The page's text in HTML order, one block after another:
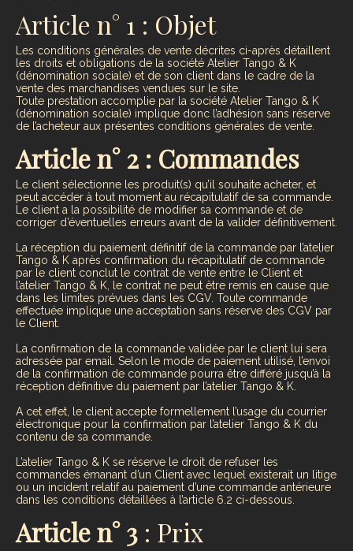
Article n° 1 : Objet
Les conditions générales de vente décrites ci-après détaillent
les droits et obligations de la société Atelier Tango & K
(dénomination sociale) et de son client dans le cadre de la
vente des marchandises vendues sur le site.
Toute prestation accomplie par la société Atelier Tango & K
(dénomination sociale) implique donc l’adhésion sans réserve
de l’acheteur aux présentes conditions générales de vente.
Article n° 2 : Commandes
Le client sélectionne les produit(s) qu’il souhaite acheter, et
peut accéder à tout moment au récapitulatif de sa commande.
Le client a la possibilité de modifier sa commande et de
corriger d’éventuelles erreurs avant de la valider définitivement.
La réception du paiement définitif de la commande par l’atelier
Tango & K après confirmation du récapitulatif de commande
par le client conclut le contrat de vente entre le Client et
l’atelier Tango & K, le contrat ne peut être remis en cause que
dans les limites prévues dans les CGV. Toute commande
effectuée implique une acceptation sans réserve des CGV par
le Client.
La confirmation de la commande validée par le client lui sera
adressée par email. Selon le mode de paiement utilisé, l’envoi
de la confirmation de commande pourra être différé jusqu’à la
réception définitive du paiement par l’atelier Tango & K.
A cet effet, le client accepte formellement l’usage du courrier
électronique pour la confirmation par l’atelier Tango & K du
contenu de sa commande.
L’atelier Tango & K se réserve le droit de refuser les
commandes émanant d’un Client avec lequel existerait un litige
ou un incident relatif au paiement d’une commande antérieure
dans les conditions détaillées à l’article 6.2 ci-dessous.
Article n° 3 : Prix